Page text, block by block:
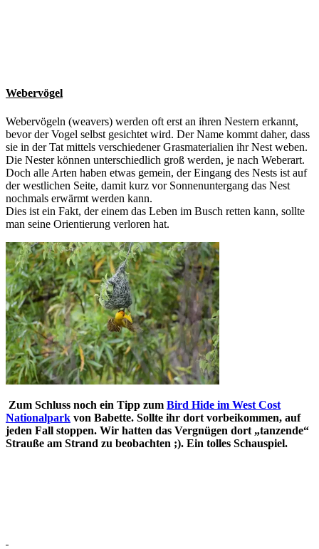
Webervögel
Webervögeln (weavers) werden oft erst an ihren Nestern erkannt,
bevor der Vogel selbst gesichtet wird. Der Name kommt daher, dass
sie in der Tat mittels verschiedener Grasmaterialien ihr Nest weben.
Die Nester können unterschiedlich groß werden, je nach Weberart.
Doch alle Arten haben etwas gemein, der Eingang des Nests ist auf
der westlichen Seite, damit kurz vor Sonnenuntergang das Nest
nochmals erwärmt werden kann.
Dies ist ein Fakt, der einem das Leben im Busch retten kann, sollte
man seine Orientierung verloren hat.
Zum Schluss noch ein Tipp zum Bird Hide im West Cost
Nationalpark von Babette. Sollte ihr dort vorbeikommen, auf
jeden Fall stoppen. Wir hatten das Vergnügen dort „tanzende“
Strauße am Strand zu beobachten ;). Ein tolles Schauspiel.